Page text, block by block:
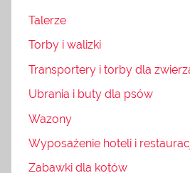
Talerze
Torby i walizki
Transportery i torby dla
Ubrania i buty dla psów
Wazony
Wyposażenie hoteli i
Zabawki dla kotów